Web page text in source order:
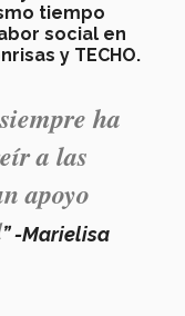
tiempo
social en
y TECHO.
ha
a las
apoyo
” -Marielisa